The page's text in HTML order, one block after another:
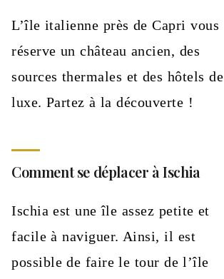
L’île italienne près de Capri vous
réserve un château ancien, des
sources thermales et des hôtels de
luxe. Partez à la découverte !
Comment se déplacer à Ischia
Ischia est une île assez petite et
facile à naviguer. Ainsi, il est
possible de faire le tour de l’île